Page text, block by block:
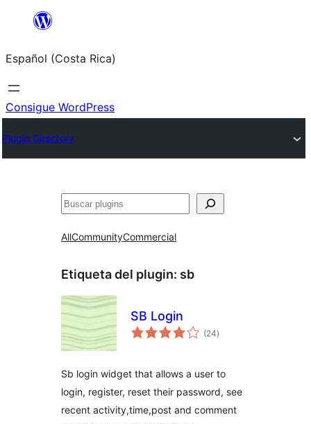
Saltar
contenido
Español (Costa Rica)
Consigue WordPress
Plugin Directory
Buscar
AllCommunityCommercial
Etiqueta del plugin: sb
SB Login
(24total
de
)
Sb login widget that allows a user to
login, register, reset their password, see
recent activity,time,post and comment